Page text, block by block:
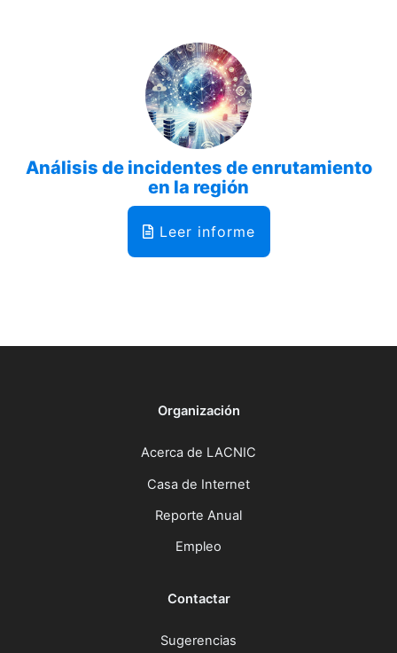
Análisis de incidentes de enrutamiento
en la región
Leer informe
Organización
Acerca de LACNIC
Casa de Internet
Reporte Anual
Empleo
Contactar
Sugerencias